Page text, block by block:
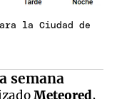
la Ciudad de
semana
Meteored,